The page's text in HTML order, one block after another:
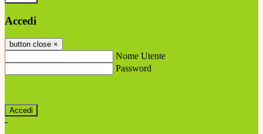
Accedi
button close ×
Nome Utente
Password
-